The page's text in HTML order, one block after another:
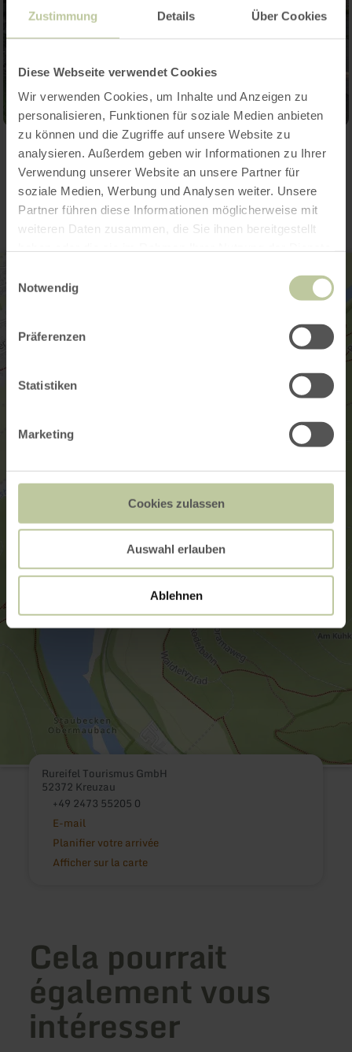
Zustimmung Details Über Cookies
Diese Webseite verwendet Cookies
Wir verwenden Cookies, um Inhalte und Anzeigen zu
personalisieren, Funktionen für soziale Medien anbieten
zu können und die Zugriffe auf unsere Website zu
analysieren. Außerdem geben wir Informationen zu Ihrer
Verwendung unserer Website an unsere Partner für
soziale Medien, Werbung und Analysen weiter. Unsere
Partner führen diese Informationen möglicherweise mit
weiteren Daten zusammen, die Sie ihnen bereitgestellt
Notwendig
Präferenzen
Statistiken
Marketing
Cookies zulassen
Auswahl erlauben
Ablehnen
Contact
Rureifel Tourismus GmbH
52372 Kreuzau
+49 2473 55205 0
E-mail
Planifier votre arrivée
Afficher sur la carte
Cela pourrait
également vous
intéresser